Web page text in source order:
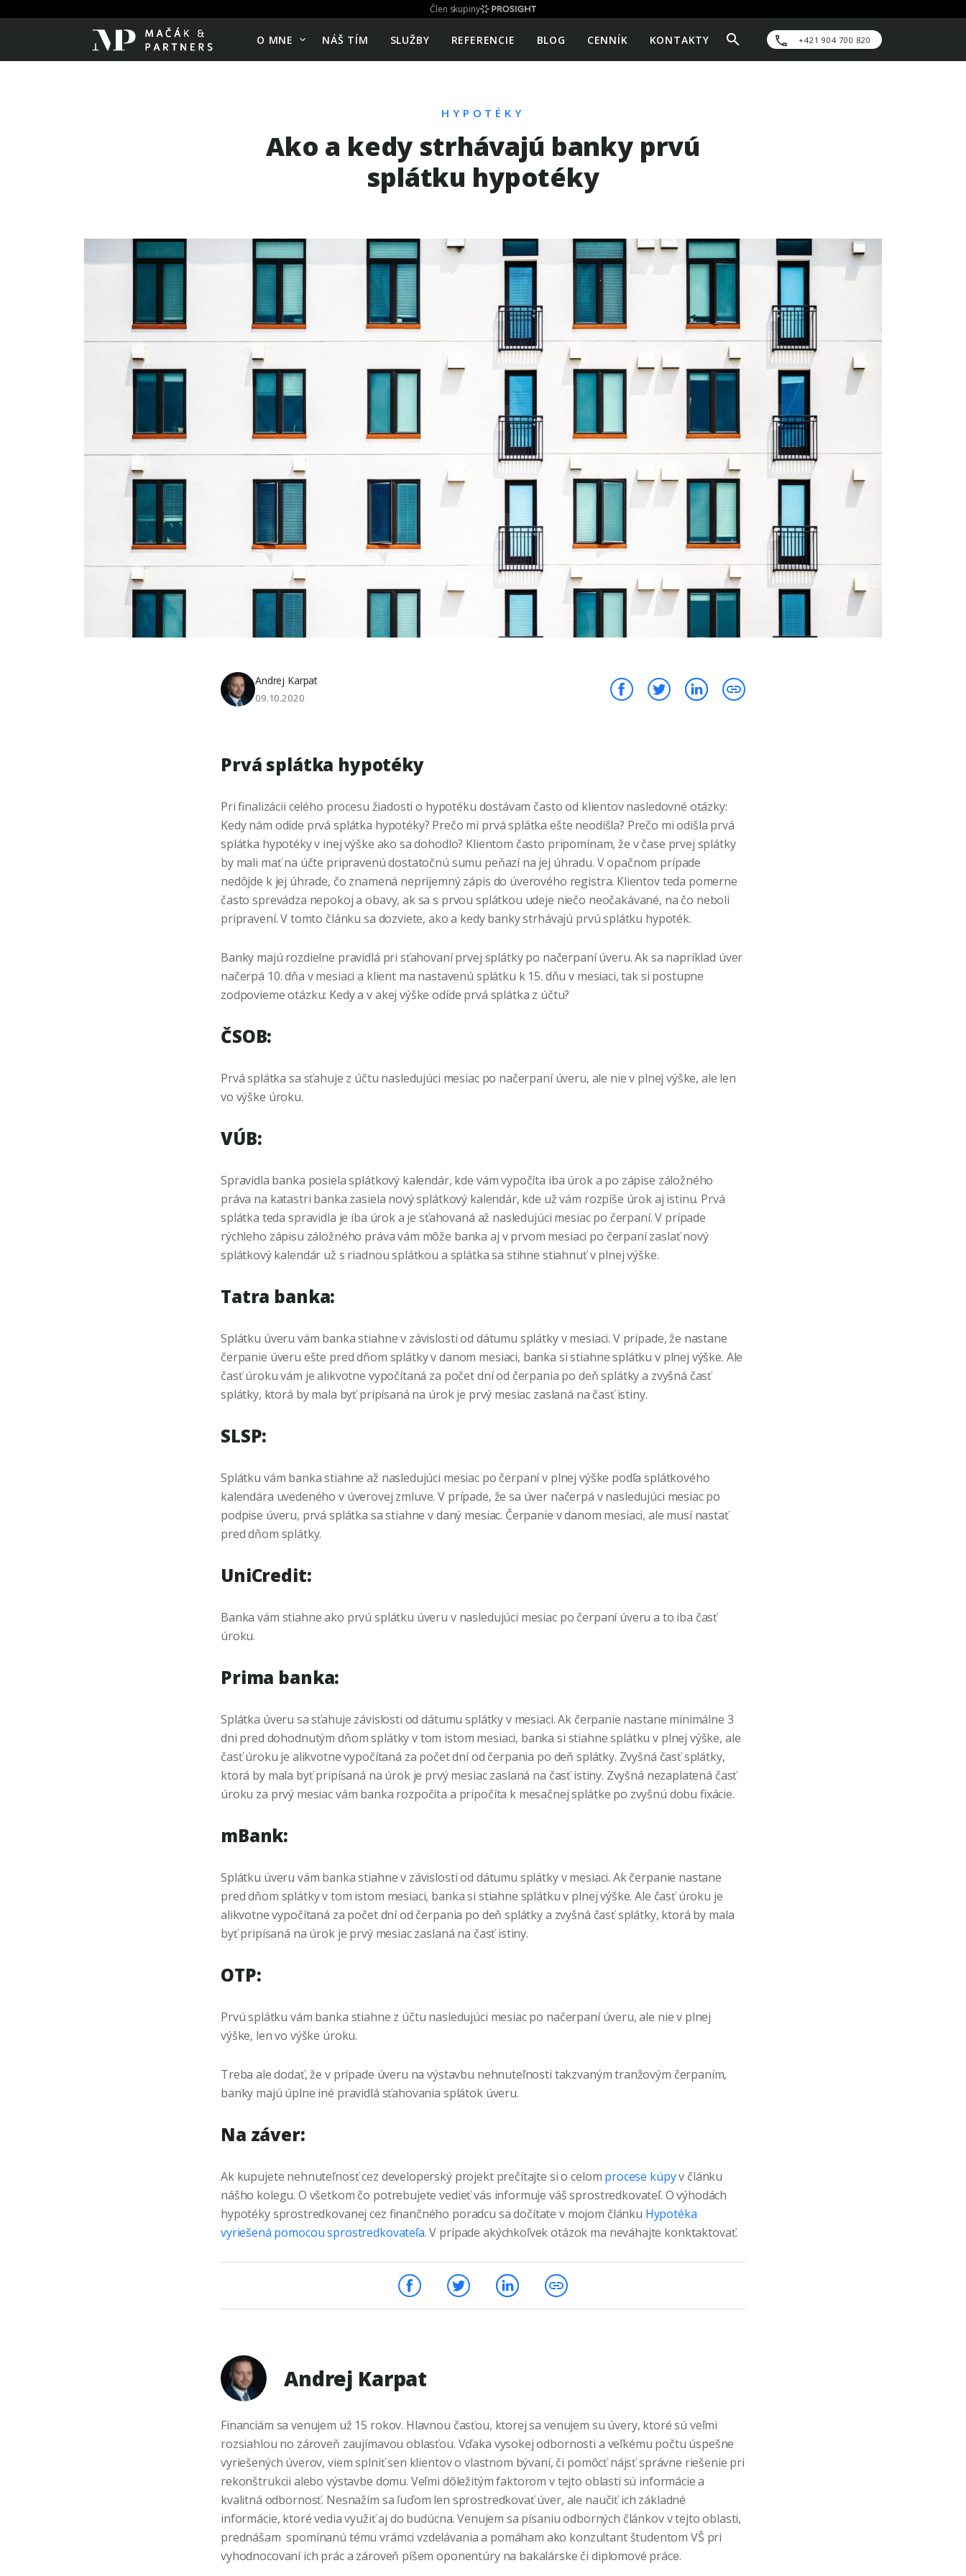
Člen skupiny
O MNE NÁŠ TÍM SLUŽBY REFERENCIE BLOG CENNÍK KONTAKTY +421 904 700 820
HYPOTÉKY
Ako a kedy strhávajú banky prvú
splátku hypotéky
Andrej Karpat
09.10.2020
Prvá splátka hypotéky
Pri finalizácii celého procesu žiadosti o hypotéku dostávam často od klientov nasledovné otázky:
Kedy nám odíde prvá splátka hypotéky? Prečo mi prvá splátka ešte neodišla? Prečo mi odišla prvá
splátka hypotéky v inej výške ako sa dohodlo? Klientom často pripomínam, že v čase prvej splátky
by mali mať na účte pripravenú dostatočnú sumu peňazí na jej úhradu. V opačnom prípade
nedôjde k jej úhrade, čo znamená nepríjemný zápis do úverového registra. Klientov teda pomerne
často sprevádza nepokoj a obavy, ak sa s prvou splátkou udeje niečo neočakávané, na čo neboli
pripravení. V tomto článku sa dozviete, ako a kedy banky strhávajú prvú splátku hypoték.
Banky majú rozdielne pravidlá pri sťahovaní prvej splátky po načerpaní úveru. Ak sa napríklad úver
načerpá 10. dňa v mesiaci a klient ma nastavenú splátku k 15. dňu v mesiaci, tak si postupne
zodpovieme otázku: Kedy a v akej výške odíde prvá splátka z účtu?
ČSOB:
Prvá splátka sa sťahuje z účtu nasledujúci mesiac po načerpaní úveru, ale nie v plnej výške, ale len
vo výške úroku.
VÚB:
Spravidla banka posiela splátkový kalendár, kde vám vypočíta iba úrok a po zápise záložného
práva na katastri banka zasiela nový splátkový kalendár, kde už vám rozpíše úrok aj istinu. Prvá
splátka teda spravidla je iba úrok a je sťahovaná až nasledujúci mesiac po čerpaní. V prípade
rýchleho zápisu záložného práva vám môže banka aj v prvom mesiaci po čerpaní zaslať nový
splátkový kalendár už s riadnou splátkou a splátka sa stihne stiahnuť v plnej výške.
Tatra banka:
Splátku úveru vám banka stiahne v závislosti od dátumu splátky v mesiaci. V prípade, že nastane
čerpanie úveru ešte pred dňom splátky v danom mesiaci, banka si stiahne splátku v plnej výške. Ale
časť úroku vám je alikvotne vypočítaná za počet dní od čerpania po deň splátky a zvyšná časť
splátky, ktorá by mala byť pripísaná na úrok je prvý mesiac zaslaná na časť istiny.
SLSP:
Splátku vám banka stiahne až nasledujúci mesiac po čerpaní v plnej výške podľa splátkového
kalendára uvedeného v úverovej zmluve. V prípade, že sa úver načerpá v nasledujúci mesiac po
podpise úveru, prvá splátka sa stiahne v daný mesiac. Čerpanie v danom mesiaci, ale musí nastať
pred dňom splátky.
UniCredit:
Banka vám stiahne ako prvú splátku úveru v nasledujúci mesiac po čerpaní úveru a to iba časť
úroku.
Prima banka:
Splátka úveru sa sťahuje závislosti od dátumu splátky v mesiaci. Ak čerpanie nastane minimálne 3
dni pred dohodnutým dňom splátky v tom istom mesiaci, banka si stiahne splátku v plnej výške, ale
časť úroku je alikvotne vypočítaná za počet dní od čerpania po deň splátky. Zvyšná časť splátky,
ktorá by mala byť pripísaná na úrok je prvý mesiac zaslaná na časť istiny. Zvyšná nezaplatená časť
úroku za prvý mesiac vám banka rozpočíta a pripočíta k mesačnej splátke po zvyšnú dobu fixácie.
mBank:
Splátku úveru vám banka stiahne v závislosti od dátumu splátky v mesiaci. Ak čerpanie nastane
pred dňom splátky v tom istom mesiaci, banka si stiahne splátku v plnej výške. Ale časť úroku je
alikvotne vypočítaná za počet dní od čerpania po deň splátky a zvyšná časť splátky, ktorá by mala
byť pripísaná na úrok je prvý mesiac zaslaná na časť istiny.
OTP:
Prvú splátku vám banka stiahne z účtu nasledujúci mesiac po načerpaní úveru, ale nie v plnej
výške, len vo výške úroku.
Treba ale dodať, že v prípade úveru na výstavbu nehnuteľnosti takzvaným tranžovým čerpaním,
banky majú úplne iné pravidlá sťahovania splátok úveru.
Na záver:
Ak kupujete nehnuteľnosť cez developerský projekt prečítajte si o celom procese kúpyv článku
nášho kolegu. O všetkom čo potrebujete vedieť vás informuje váš sprostredkovateľ. O výhodách
hypotéky sprostredkovanej cez finančného poradcu sa dočítate v mojom článku Hypotéka
vyriešená pomocou sprostredkovateľa. V prípade akýchkoľvek otázok ma neváhajte konktaktovať.
Andrej Karpat
Financiám sa venujem už 15 rokov. Hlavnou časťou, ktorej sa venujem su úvery, ktoré sú veľmi
rozsiahlou no zároveň zaujímavou oblasťou. Vďaka vysokej odbornosti a veľkému počtu úspešne
vyriešených úverov, viem splniť sen klientov o vlastnom bývaní, či pomôcť nájsť správne riešenie pri
rekonštrukcii alebo výstavbe domu. Veľmi dôležitým faktorom v tejto oblasti sú informácie a
kvalitná odbornosť. Nesnažím sa ľuďom len sprostredkovať úver, ale naučiť ich základné
informácie, ktoré vedia využiť aj do budúcna. Venujem sa písaniu odborných článkov v tejto oblasti,
prednášam spomínanú tému vrámci vzdelávania a pomáham ako konzultant študentom VŠ pri
vyhodnocovaní ich prác a zároveň píšem oponentúry na bakalárske či diplomové práce.